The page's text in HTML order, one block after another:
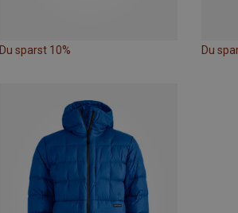
Du sparst 10% Du